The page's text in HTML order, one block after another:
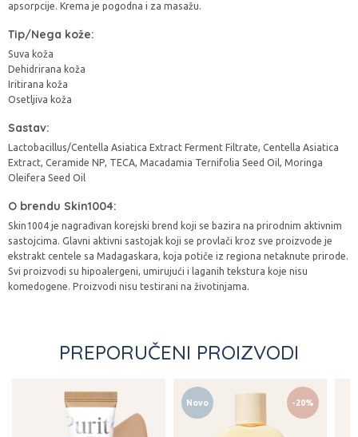
apsorpcije. Krema je pogodna i za masažu.
Tip/Nega kože:
Suva koža
Dehidrirana koža
Iritirana koža
Osetljiva koža
Sastav:
Lactobacillus/Centella Asiatica Extract Ferment Filtrate, Centella Asiatica
Extract, Ceramide NP, TECA, Macadamia Ternifolia Seed Oil, Moringa
Oleifera Seed Oil
O brendu Skin1004:
Skin1004 je nagrađivan korejski brend koji se bazira na prirodnim aktivnim
sastojcima. Glavni aktivni sastojak koji se provlači kroz sve proizvode je
ekstrakt centele sa Madagaskara, koja potiče iz regiona netaknute prirode.
Svi proizvodi su hipoalergeni, umirujući i laganih tekstura koje nisu
komedogene. Proizvodi nisu testirani na životinjama.
PREPORUČENI PROIZVODI
Novo -20%